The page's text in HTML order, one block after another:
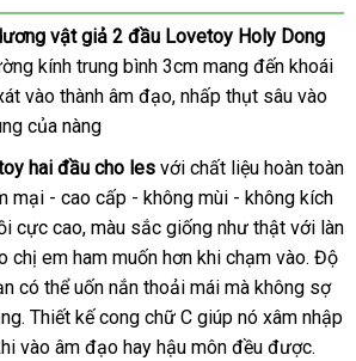
vật giả 2 đầu Lovetoy Holy Dong
kính trung bình 3cm mang đến khoái
vào thành âm đạocó
chọn
, nhấp thụt sâu vào
Úc
của nàng
hai đầu cho les Mỹ
với chất liệu hoàn toàn
mại - cao cấp - không mùi - không kích
cực caonhập
khẩu
, màu sắc giống như thật thanh
toán
với làn
chị em ham muốn hơn khi chạm vàođại
lý
. Độ
đánh
giá
có thể uốn nắn thoải mái link
web
mà không sợ
an
toàn
. Thiết kế cong chữ C giúp nó xâm nhập
vào âm đạo hay hậu môn đều tiết
được.